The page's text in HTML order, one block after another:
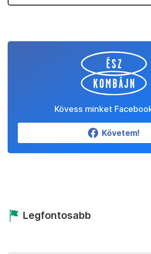
Kövess minket
Követem!
Legfontosabb